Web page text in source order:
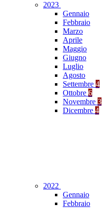
2023
Gennaio
Febbraio
Marzo
Aprile
Maggio
Giugno
Luglio
Agosto
Settembre 4
Ottobre 6
Novembre 3
Dicembre 4
2022
Gennaio
Febbraio